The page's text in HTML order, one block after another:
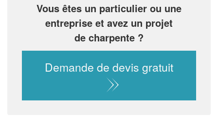
Vous êtes un particulier ou une
entreprise et avez un projet
de charpente ?
Demande de devis gratuit